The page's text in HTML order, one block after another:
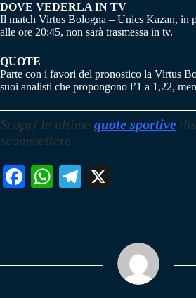
DOVE VEDERLA IN TV
Il match Virtus Bologna – Unics Kazan, in
alle ore 20:45, non sarà trasmessa in tv.
QUOTE
Parte con i favori del pronostico la Virtus
suoi analisti che propongono l’1 a 1,22,
Scopri le ultime quote sportive
scommettere.
Fa W
pp
Te
m